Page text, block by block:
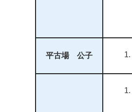
平古場 公子